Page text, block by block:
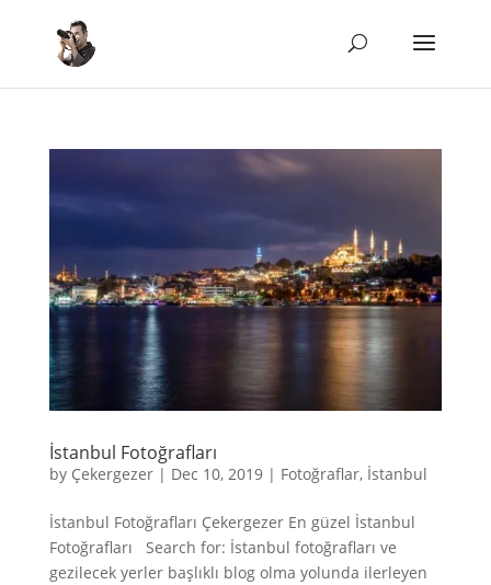
İstanbul Fotoğrafları
by Çekergezer| Dec 10, 2019| Fotoğraflar, İstanbul
İstanbul Fotoğrafları Çekergezer En güzel İstanbul
Fotoğrafları Search for: İstanbul fotoğrafları ve
gezilecek yerler başlıklı blog olma yolunda ilerleyen